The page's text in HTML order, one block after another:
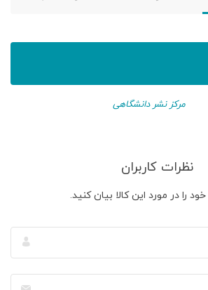
مرکز نشر دانشگاهی
نظرات کاربران
را در مورد این کالا بیان کنید.